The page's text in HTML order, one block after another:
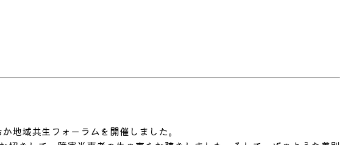
域共生フォーラムを開催しました。